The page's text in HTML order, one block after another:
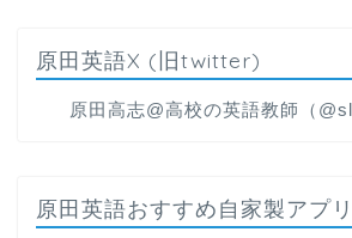
原田英語X (旧twitter)
原田高志@高校の英語教師（
原田英語おすすめ自家製アプリ